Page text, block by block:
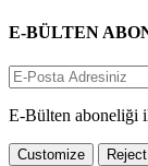
E-BÜLTEN
E-Bülten aboneliği
Customize Reject